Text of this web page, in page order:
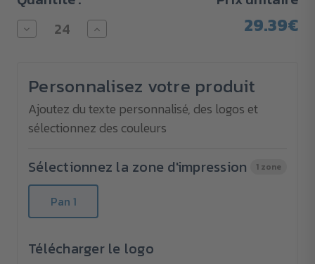
Diminuer
la
canne
automatique
FARE®-
Skylight
Augmenter
la
canne
automatique
FARE®-
Skylight
29.39€
Personnalisez votre produit
Ajoutez du texte personnalisé, des logos et
sélectionnez des couleurs
Sélectionnez la zone d'impression 1 zone
Pan 1
Télécharger le logo